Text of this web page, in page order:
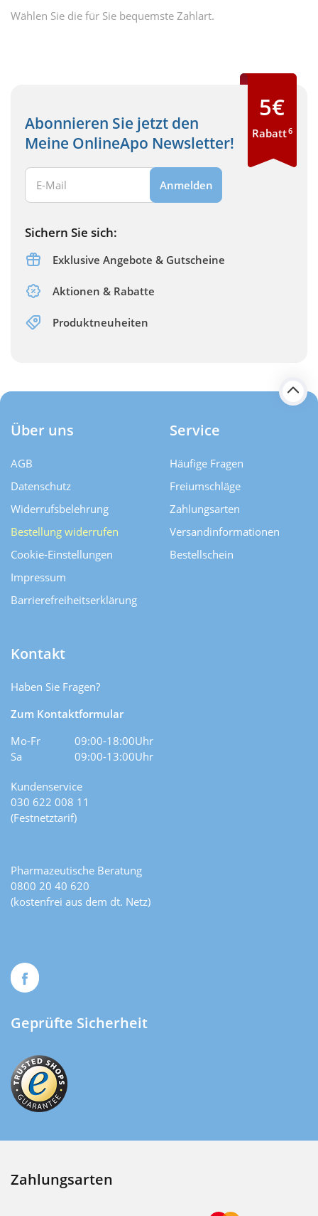
Wählen Sie die für Sie bequemste Zahlart.
Abonnieren Sie jetzt den
Meine OnlineApo Newsletter!
Ihre E-Mail Adresse:
Anmelden
Sichern Sie sich:
Exklusive Angebote & Gutscheine
Aktionen & Rabatte
Produktneuheiten
5€
Rabatt6
Über uns
AGB
Datenschutz
Widerrufsbelehrung
Bestellung widerrufen
Cookie-Einstellungen
Impressum
Barrierefreiheitserklärung
Service
Häufige Fragen
Freiumschläge
Zahlungsarten
Versand­informationen
Bestellschein
Kontakt
Haben Sie Fragen?
Zum Kontaktformular
Mo-Fr
09:00-18:00Uhr
Sa
09:00-13:00Uhr
Kundenservice
030 622 008 11
(Festnetztarif)
Pharmazeutische Beratung
0800 20 40 620
(kostenfrei aus dem dt. Netz)
Geprüfte Sicherheit
Zahlungsarten